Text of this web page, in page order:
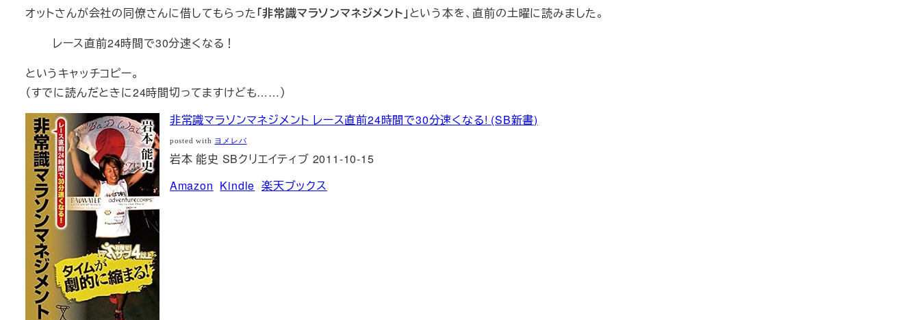
オットさんが会社の同僚さんに借してもらった「非常識マラソンマネジメント」という本を、直前の土曜に読みました。
レース直前24時間で30分速くなる！
というキャッチコピー。
（すでに読んだときに24時間切ってますけども……）
非常識マラソンマネジメント レース直前24時間で30分速くなる! (SB新書)
posted with ヨメレバ
岩本 能史 SBクリエイティブ 2011-10-15
Amazon Kindle 楽天ブックス